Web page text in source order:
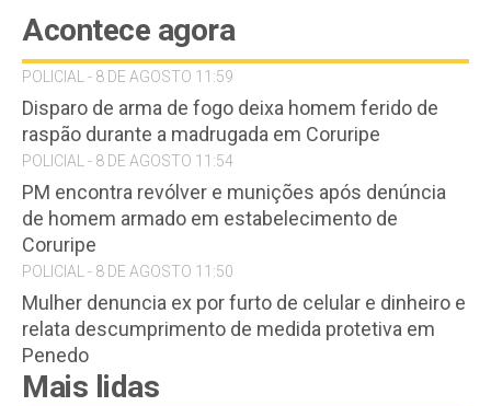
Acontece agora
POLICIAL - 8 DE AGOSTO 11:59
Disparo de arma de fogo deixa homem ferido de
raspão durante a madrugada em Coruripe
POLICIAL - 8 DE AGOSTO 11:54
PM encontra revólver e munições após denúncia
de homem armado em estabelecimento de
Coruripe
POLICIAL - 8 DE AGOSTO 11:50
Mulher denuncia ex por furto de celular e dinheiro e
relata descumprimento de medida protetiva em
Penedo
Mais lidas